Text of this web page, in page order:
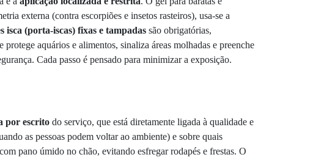
externa (contra escorpiões e insetos rasteiros), usa-se a
isca (porta-iscas) fixas e tampadas são obrigatórias,
aquários e alimentos, sinaliza áreas molhadas e preenche
Cada passo é pensado para minimizar a exposição.
por escrito do serviço, que está diretamente ligada à qualidade e
as pessoas podem voltar ao ambiente) e sobre quais
pano úmido no chão, evitando esfregar rodapés e frestas. O